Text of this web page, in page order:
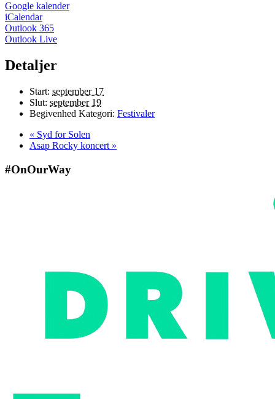
Google kalender
iCalendar
Outlook 365
Outlook Live
Detaljer
Start: september 17
Slut: september 19
Begivenhed Kategori: Festivaler
« Syd for Solen
Asap Rocky koncert »
#OnOurWay